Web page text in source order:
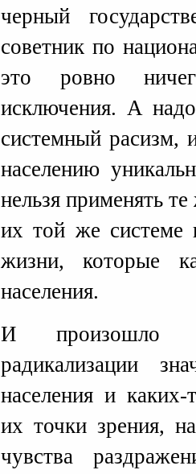
черный
советник по
это ровно
исключения. А
системный расизм,
населению
нельзя применять
их той же системе
жизни, которые
населения.
И произошло
радикализации
населения и
их точки зрения,
чувства